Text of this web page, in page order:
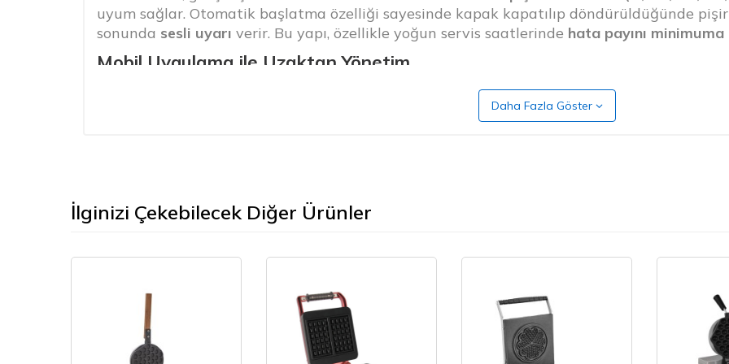
uyum sağlar. Otomatik başlatma özelliği sayesinde kapak kapatılıp döndürüldüğünde
sonunda sesli uyarı verir. Bu yapı, özellikle yoğun servis saatlerinde hata payını
Mobil Uygulama ile Uzaktan Yönetim
” mobil uygulaması sayesinde makine ayarları cihazı açmadan
°C / °F sıcaklık birimi değiştirilebilir
Makine, 2 × 650 W rezistans gücüile hızlı ısınır ve pişirme boyunca sabit sıcaklık sağlar.
sıcaklık kontrolü, Belçika waffle’larının
içi yumuşak, dışı çıtırolacak şekilde ideal pişmesini
Gıda Sınıfı Kaplama & Kolay Temizlik
Daha Fazla Göster
İlginizi Çekebilecek Diğer Ürünler